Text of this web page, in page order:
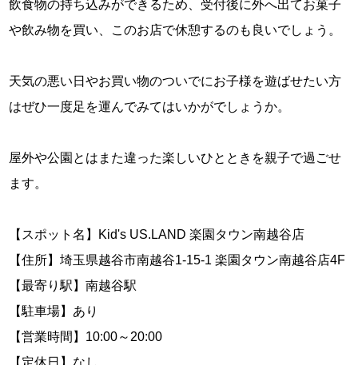
飲食物の持ち込みができるため、受付後に外へ出てお菓子
や飲み物を買い、このお店で休憩するのも良いでしょう。
天気の悪い日やお買い物のついでにお子様を遊ばせたい方
はぜひ一度足を運んでみてはいかがでしょうか。
屋外や公園とはまた違った楽しいひとときを親子で過ごせ
ます。
【スポット名】Kid's US.LAND 楽園タウン南越谷店
【住所】埼玉県越谷市南越谷1-15-1 楽園タウン南越谷店4F
【最寄り駅】南越谷駅
【駐車場】あり
【営業時間】10:00～20:00